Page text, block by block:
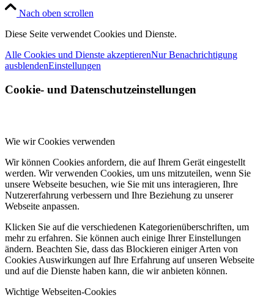
Nach oben scrollen
Diese Seite verwendet Cookies und Dienste.
Alle Cookies und Dienste akzeptierenNur Benachrichtigung
ausblendenEinstellungen
Cookie- und Datenschutzeinstellungen
Wie wir Cookies verwenden
Wir können Cookies anfordern, die auf Ihrem Gerät eingestellt
werden. Wir verwenden Cookies, um uns mitzuteilen, wenn Sie
unsere Webseite besuchen, wie Sie mit uns interagieren, Ihre
Nutzererfahrung verbessern und Ihre Beziehung zu unserer
Webseite anpassen.
Klicken Sie auf die verschiedenen Kategorienüberschriften, um
mehr zu erfahren. Sie können auch einige Ihrer Einstellungen
ändern. Beachten Sie, dass das Blockieren einiger Arten von
Cookies Auswirkungen auf Ihre Erfahrung auf unseren Webseite
und auf die Dienste haben kann, die wir anbieten können.
Wichtige Webseiten-Cookies